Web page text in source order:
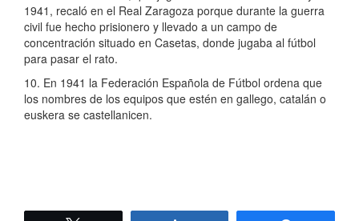
1941, recaló en el Real Zaragoza porque durante la guerra
civil fue hecho prisionero y llevado a un campo de
concentración situado en Casetas, donde jugaba al fútbol
para pasar el rato.
10. En 1941 la Federación Española de Fútbol ordena que
los nombres de los equipos que estén en gallego, catalán o
euskera se castellanicen.